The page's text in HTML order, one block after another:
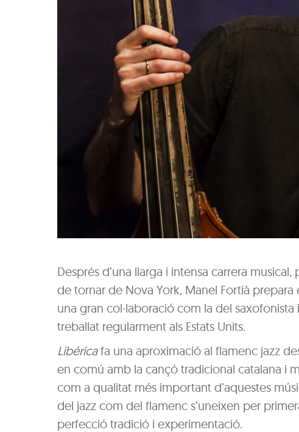
Després d’una llarga i intensa carrera
de tornar de Nova York, Manel Fortià
una gran col·laboració com la del saxofonista i
treballat regularment als Estats Units.
Libéricafa una aproximació al flamenc jazz
en comú amb la cançó tradicional catalana i
com a qualitat més important d’aquestes
del jazz com del flamenc s’uneixen per
perfecció tradició i experimentació.